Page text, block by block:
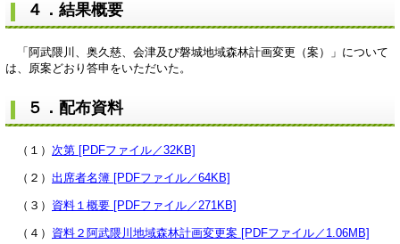
４．結果概要
「阿武隈川、奥久慈、会津及び磐城地域森林計画変更（案）」について
は、原案どおり答申をいただいた。
５．配布資料
（１） 次第 [PDFファイル／32KB]
（２） 出席者名簿 [PDFファイル／64KB]
（３） 資料１概要 [PDFファイル／271KB]
（４） 資料２阿武隈川地域森林計画変更案 [PDFファイル／1.06MB]